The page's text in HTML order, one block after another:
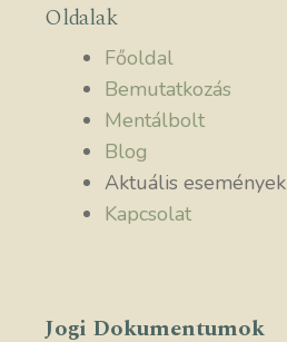
Oldalak
Főoldal
Bemutatkozás
Mentálbolt
Blog
Aktuális események
Kapcsolat
Jogi Dokumentumok